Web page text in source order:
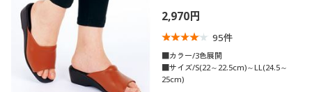
キッチン・雑貨・日用品
家具・収納
寝具・ベッド
美容・健康通販すべて
美容・健康・サプリメント
制服・スクール
制服・スクールすべて
大きいサイズ
口コミ
(4〜4.9)
2,970円
95件
■カラー/3色展開
■サイズ/S(22～22.5cm)～LL(24.5～
25cm)